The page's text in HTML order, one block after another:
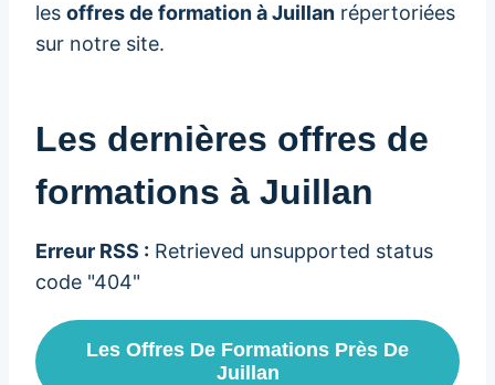
les offres de formation à Juillan répertoriées
sur notre site.
Les dernières offres de
formations à Juillan
Erreur RSS : Retrieved unsupported status
code "404"
Les Offres De Formations Près De
Juillan